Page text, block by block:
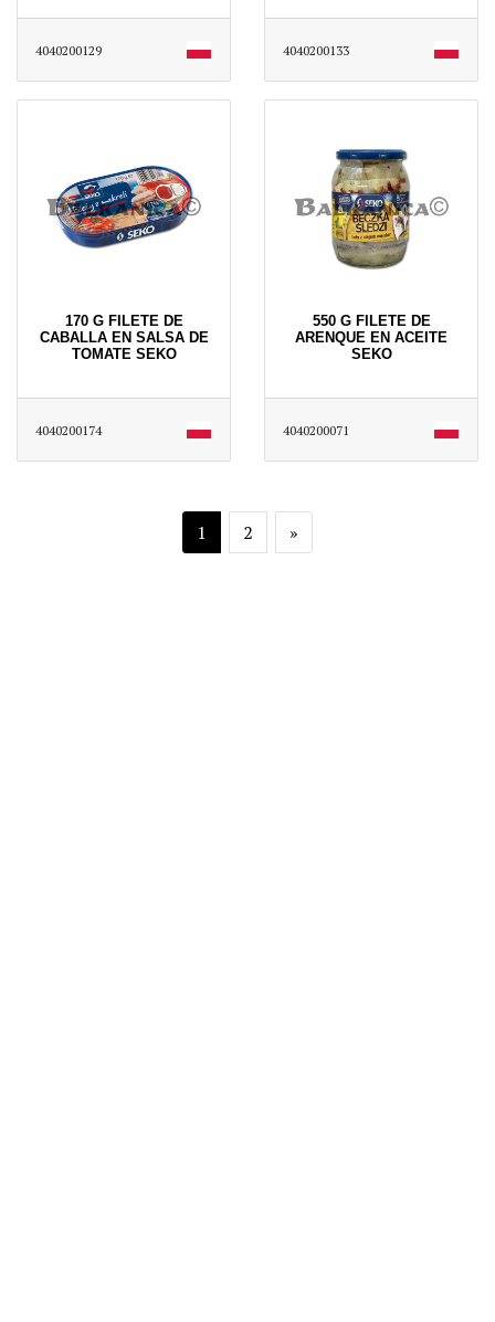
4040200129 4040200133
170 G FILETE DE
CABALLA EN SALSA DE
TOMATE SEKO
4040200174
550 G FILETE DE
ARENQUE EN ACEITE
SEKO
4040200071
1 2 »